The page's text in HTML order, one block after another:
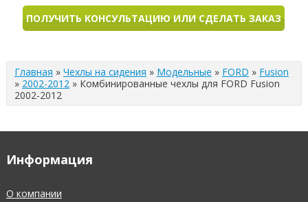
ПОЛУЧИТЬ КОНСУЛЬТАЦИЮ ИЛИ СДЕЛАТЬ ЗАКАЗ
Главная » Чехлы на сидения » Модельные » FORD » Fusion
» 2002-2012 » Комбинированные чехлы для FORD Fusion
2002-2012
Информация
О компании